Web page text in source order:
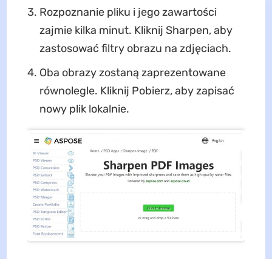
Rozpoznanie pliku i jego zawartości
zajmie kilka minut. Kliknij Sharpen, aby
zastosować filtry obrazu na zdjęciach.
Oba obrazy zostaną zaprezentowane
równolegle. Kliknij Pobierz, aby zapisać
nowy plik lokalnie.